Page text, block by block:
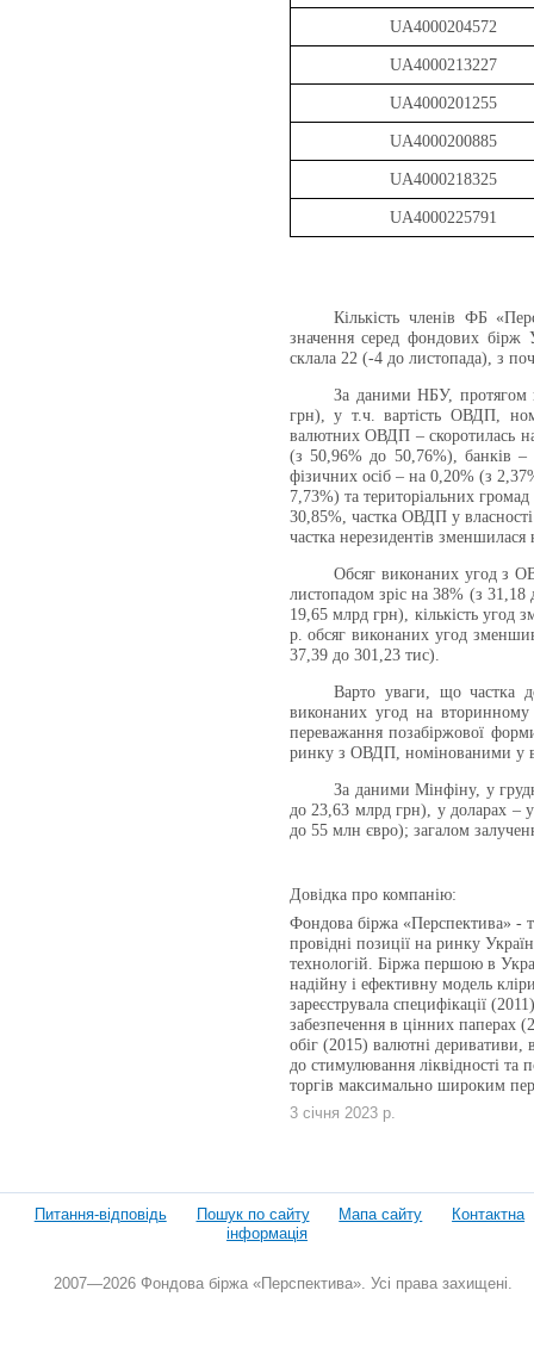
UA4000204572
UA4000213227
UA4000201255
UA4000200885
UA4000218325
UA4000225791
Кількість членів ФБ
значення серед фондових бірж
склала 22 (-4 до листопада), з
За даними НБУ, протягом
грн), у т.ч. вартість ОВДП,
валютних ОВДП – скоротилась
(з 50,96% до 50,76%), банків
фізичних осіб – на 0,20% (з
7,73%) та територіальних
30,85%, частка ОВДП у
частка нерезидентів
Обсяг виконаних угод з
листопадом зріс на 38% (з
19,65 млрд грн), кількість угод
р. обсяг виконаних угод
37,39 до 301,23 тис).
Варто уваги, що частка
виконаних угод на
переважання позабіржової
ринку з ОВДП, номінованими у
За даними Мінфіну, у
до 23,63 млрд грн), у доларах –
до 55 млн євро); загалом
Довідка про компанію:
Фондова біржа «Перспектива» -
провідні позиції на ринку
технологій. Біржа першою в
надійну і ефективну модель
зареєструвала специфікації
забезпечення в цінних паперах
обіг (2015) валютні деривативи,
до стимулювання ліквідності та
торгів максимально широким
3 січня 2023 р.
Питання-відповідь Пошук по сайту Мапа сайту
Контактна
інформація
2007—2026 Фондова біржа «Перспектива». Усі права захищені.